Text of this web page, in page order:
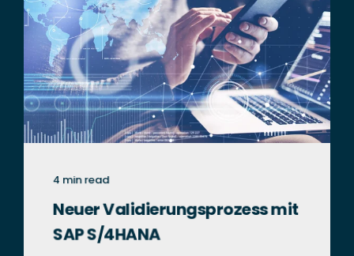
4 min read
Neuer Validierungsprozess mit
SAP S/4HANA